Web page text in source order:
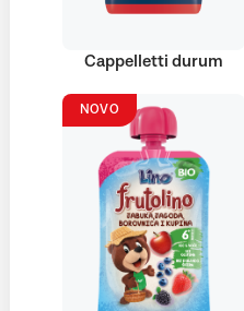
Cappelletti durum
NOVO